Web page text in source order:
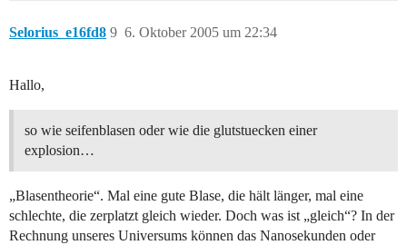
Selorius_e16fd8 6. Oktober 2005 um 22:34
9
Hallo,
so wie seifenblasen oder wie die glutstuecken einer
explosion…
„Blasentheorie“. Mal eine gute Blase, die hält länger, mal eine
schlechte, die zerplatzt gleich wieder. Doch was ist „gleich“? In der
Rechnung unseres Universums können das Nanosekunden oder